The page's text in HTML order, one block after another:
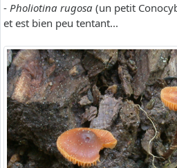
- Pholiotina rugosa (un petit
et est bien peu tentant...